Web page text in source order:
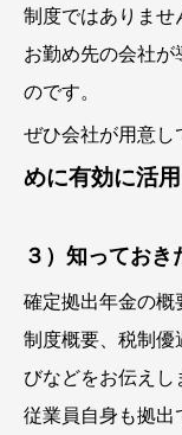
制度ではありませ
お勤め先の会社が
のです。
ぜひ会社が用意し
めに有効に活用
３）知ってお
確定拠出年金の概
制度概要、税制優
びなどをお伝えし
従業員自身も拠出